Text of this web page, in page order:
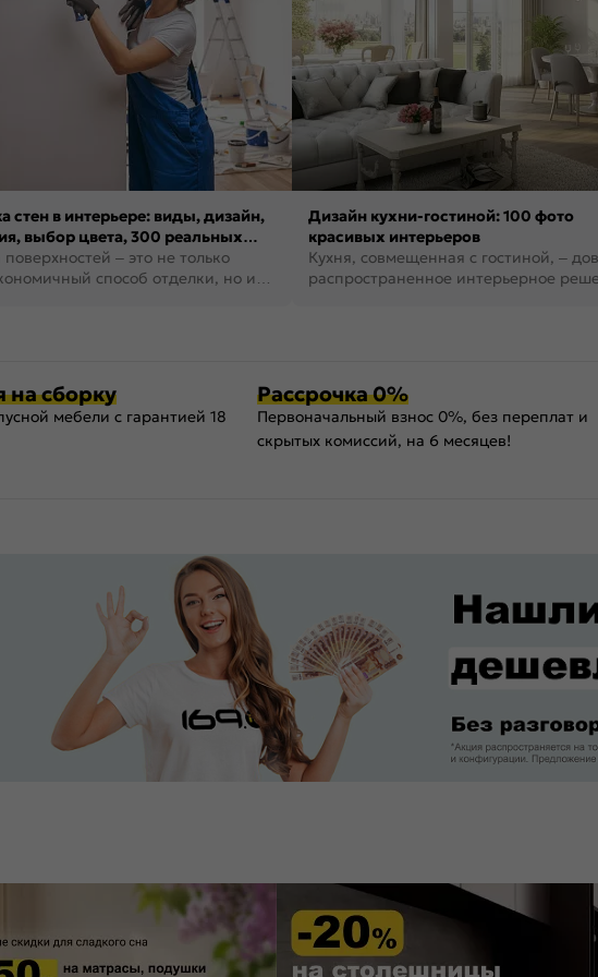
стен в интерьере: виды, дизайн,
выбор цвета, 300 реальных
– это не только
способ отделки, но и
Дизайн кухни-гостиной: 100 фото
красивых интерьеров
Кухня, совмещенная с гостиной, –
распространенное интерьерное
на сборку
мебели с гарантией 18
Рассрочка 0%
Первоначальный взнос 0%, без переплат и
скрытых комиссий, на 6 месяцев!